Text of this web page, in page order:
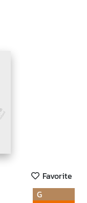
Favorite
G